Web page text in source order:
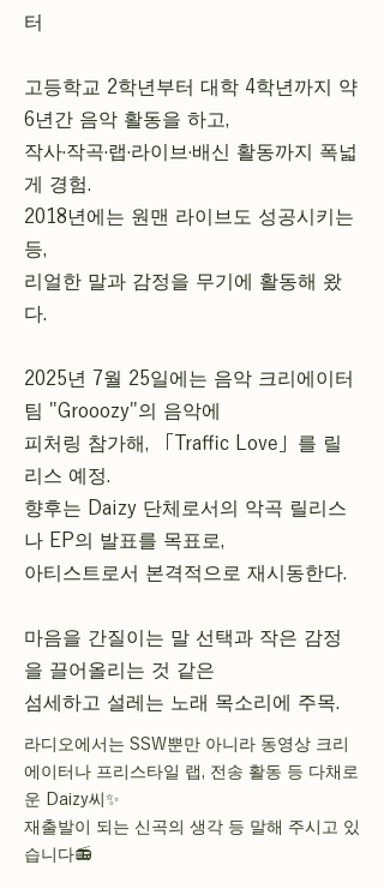
터
고등학교 2학년부터 대학 4학년까지 약
6년간 음악 활동을 하고,
작사·작곡·랩·라이브·배신 활동까지 폭넓
게 경험.
2018년에는 원맨 라이브도 성공시키는
등,
리얼한 말과 감정을 무기에 활동해 왔
다.
2025년 7월 25일에는 음악 크리에이터
팀 "Grooozy"의 음악에
피처링 참가해, 「Traffic Love」를 릴
리스 예정.
향후는 Daizy 단체로서의 악곡 릴리스
나 EP의 발표를 목표로,
아티스트로서 본격적으로 재시동한다.
마음을 간질이는 말 선택과 작은 감정
을 끌어올리는 것 같은
섬세하고 설레는 노래 목소리에 주목.
라디오에서는 SSW뿐만 아니라 동영상 크리
에이터나 프리스타일 랩, 전송 활동 등 다채로
운 Daizy씨✨
재출발이 되는 신곡의 생각 등 말해 주시고 있
습니다📻